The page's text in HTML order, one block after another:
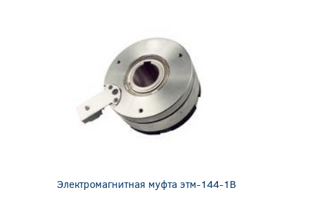
Электромагнитная муфта этм-144-1В